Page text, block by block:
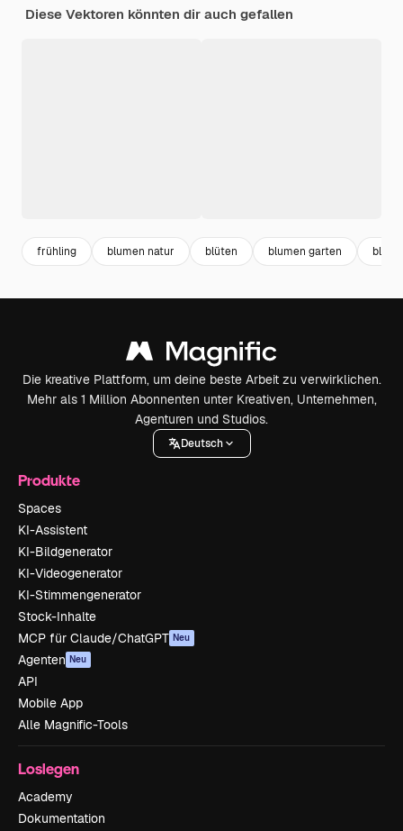
Diese Vektoren könnten dir auch gefallen
frühling blumen natur blüten blumen garten
Die kreative Plattform, um deine beste Arbeit zu verwirklichen.
Mehr als 1 Million Abonnenten unter Kreativen, Unternehmen,
Agenturen und Studios.
Deutsch
Produkte
Spaces
KI-Assistent
KI-Bildgenerator
KI-Videogenerator
KI-Stimmengenerator
Stock-Inhalte
MCP für Claude/ChatGPT Neu
Agenten Neu
API
Mobile App
Alle Magnific-Tools
Loslegen
Academy
Dokumentation